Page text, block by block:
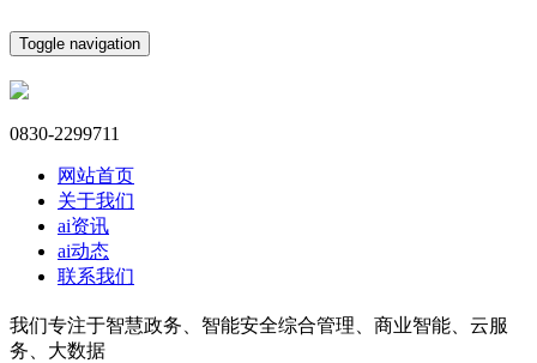
Toggle navigation
0830-2299711
网站首页
关于我们
ai资讯
ai动态
联系我们
我们专注于智慧政务、智能安全综合管理、商业智能、云服
务、大数据